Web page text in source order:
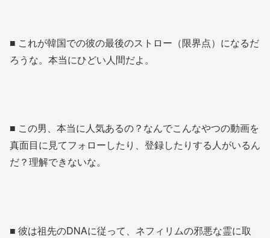
■ これが韓国での彼の最後のストロー（限界点）になるだ
ろうな。本当にひどい人間だよ。
■ この男、本当に人気あるの？なんでこんなやつの動画を
真面目に見てフォローしたり、登録したりする人がいるん
だ？理解できないな。
■ 彼は祖先のDNAに従って、ネフィリムの邪悪な霊に取